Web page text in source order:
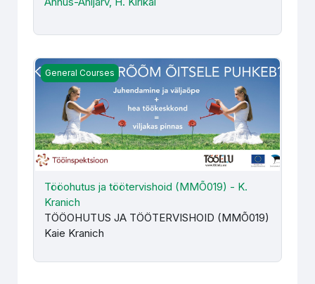
Tööohutus ja töötervishoid (MMÕ019) - K. Kranich
General Courses
Tööohutus ja töötervishoid (MMÕ019) - K.
Kranich
TÖÖOHUTUS JA TÖÖTERVISHOID (MMÕ019)
Kaie Kranich